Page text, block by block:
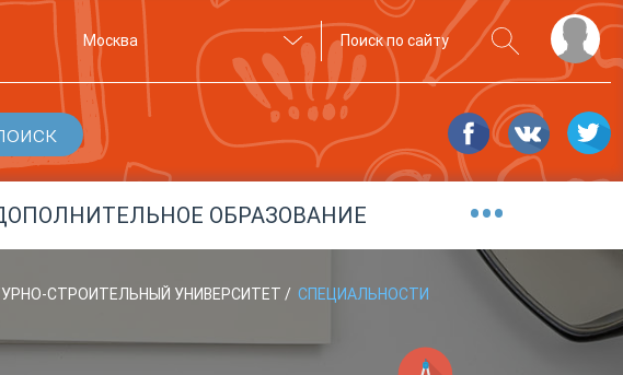
Москва
ОБРАЗОВАНИЕ •••
СТРОИТЕЛЬНЫЙ УНИВЕРСИТЕТ / СПЕЦИАЛЬНОСТИ